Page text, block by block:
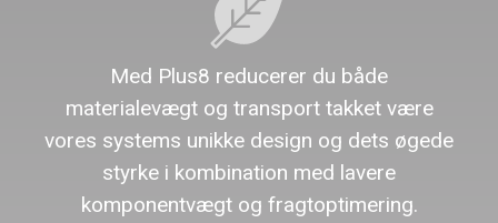
Med Plus8 reducerer du både
materialevægt og transport takket være
vores systems unikke design og dets øgede
styrke i kombination med lavere
komponentvægt og fragtoptimering.